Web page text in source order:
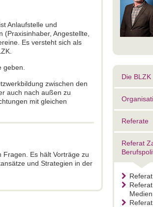
Anlaufstelle und
Angestellte,
Es versteht sich als
zwischen den
auch nach außen zu
mit gleichen
Fragen. Es hält Vorträge zu
und Strategien in der
Die BLZK
Referate
Referat
Medien